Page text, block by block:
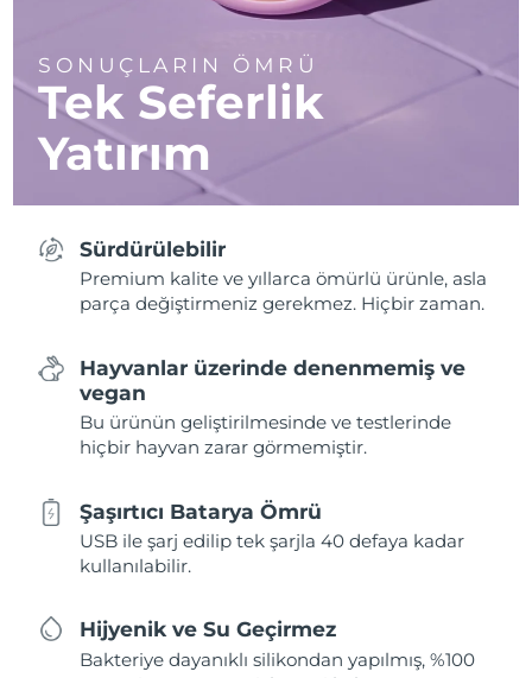
SONUÇLARIN ÖMRÜ
Tek Seferlik
Yatırım
Sürdürülebilir
Premium kalite ve yıllarca ömürlü ürünle, asla
parça değiştirmeniz gerekmez. Hiçbir zaman.
Hayvanlar üzerinde denenmemiş ve
vegan
Bu ürünün geliştirilmesinde ve testlerinde
hiçbir hayvan zarar görmemiştir.
Şaşırtıcı Batarya Ömrü
USB ile şarj edilip tek şarjla 40 defaya kadar
kullanılabilir.
Hijyenik ve Su Geçirmez
Bakteriye dayanıklı silikondan yapılmış, %100